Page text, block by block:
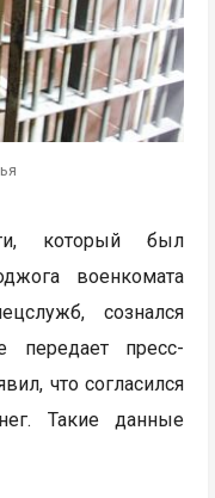
который был
военкомата
сознался
передает пресс-
что согласился
Такие данные